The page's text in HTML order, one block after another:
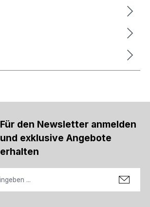
Für den Newsletter anmelden
und exklusive Angebote
erhalten